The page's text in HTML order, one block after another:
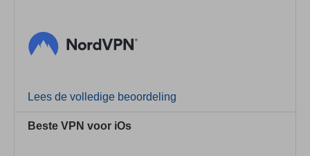
Lees de volledige beoordeling
Beste VPN voor iOs